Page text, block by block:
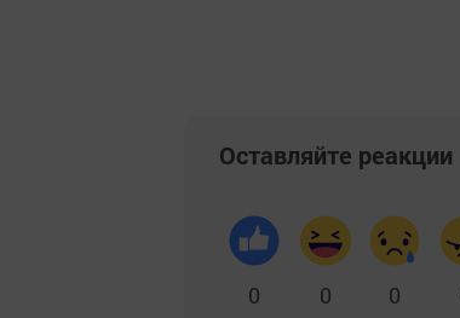
Оставляйте реакции
0 0 0